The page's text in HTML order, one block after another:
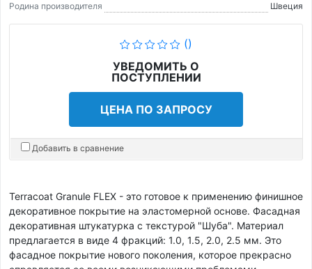
Родина производителя
Швеция
()
УВЕДОМИТЬ О
ПОСТУПЛЕНИИ
ЦЕНА ПО ЗАПРОСУ
Добавить в сравнение
Terracoat Granule FLEX - это готовое к применению финишное
декоративное покрытие на эластомерной основе. Фасадная
декоративная штукатурка с текстурой "Шуба". Материал
предлагается в виде 4 фракций: 1.0, 1.5, 2.0, 2.5 мм. Это
фасадное покрытие нового поколения, которое прекрасно